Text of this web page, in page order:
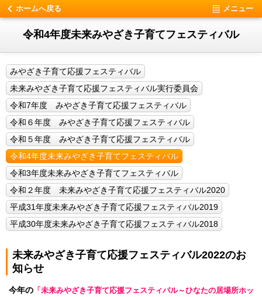
ホームへ戻る メニュー
令和4年度未来みやざき子育てフェスティバル
みやざき子育て応援フェスティバル
未来みやざき子育て応援フェスティバル実行委員会
令和7年度 みやざき子育て応援フェスティバル
令和６年度 みやざき子育て応援フェスティバル
令和５年度 みやざき子育て応援フェスティバル
令和4年度未来みやざき子育てフェスティバル
令和3年度未来みやざき子育てフェスティバル
令和２年度 未来みやざき子育て応援フェスティバル2020
平成31年度未来みやざき子育て応援フェスティバル2019
平成30年度未来みやざき子育て応援フェスティバル2018
未来みやざき子育て応援フェスティバル2022のお
知らせ
今年の「未来みやざき子育て応援フェスティバル～ひなたの居場所ホッ